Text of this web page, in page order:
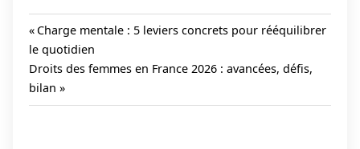
Navigation
de
l’article
Previous
Post:
Charge mentale : 5 leviers concrets pour rééquilibrer
le quotidien
Next
Post:
Droits des femmes en France 2026 : avancées, défis,
bilan